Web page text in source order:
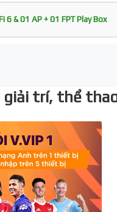
6 & 01 AP + 01 FPT Play Box
giải trí, thể